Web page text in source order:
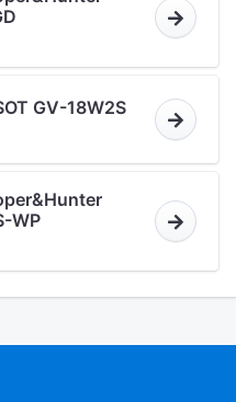
GV-18W2S
WP